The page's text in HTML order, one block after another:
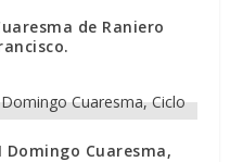
de Raniero
Domingo Cuaresma,